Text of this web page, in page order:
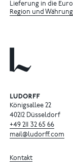
Lieferung in die
Region und
Königsallee 22
40212 Düsseldorf
+49 211 32 65 66
mail@ludorff.com
Kontakt